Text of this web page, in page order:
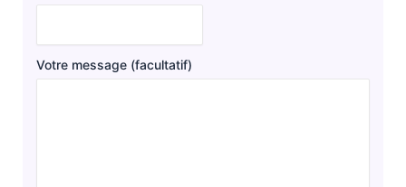
Votre message (facultatif)